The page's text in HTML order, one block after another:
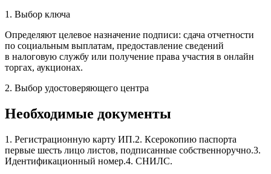
1. Выбор ключа
Определяют целевое назначение подписи: сдача отчетности
по социальным выплатам, предоставление сведений
в налоговую службу или получение права участия в онлайн
торгах, аукционах.
2. Выбор удостоверяющего центра
Необходимые документы
1. Регистрационную карту ИП.2. Ксерокопию паспорта
первые шесть лицо листов, подписанные собственноручно.3.
Идентификационный номер.4. СНИЛС.